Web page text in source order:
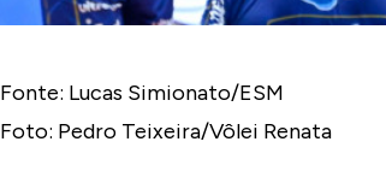
Fonte: Lucas Simionato/ESM
Foto: Pedro Teixeira/Vôlei Renata